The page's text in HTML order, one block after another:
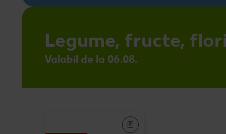
Legume, fructe,
Valabil de la 06.08.